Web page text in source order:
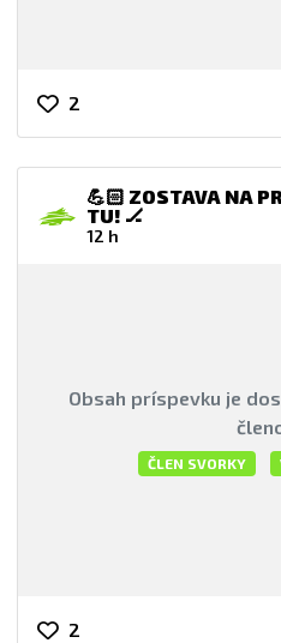
2
💪🏻 ZOSTAVA NA
TU! 🏒
12 h
Obsah príspevku je
ČLEN SVORKY
2